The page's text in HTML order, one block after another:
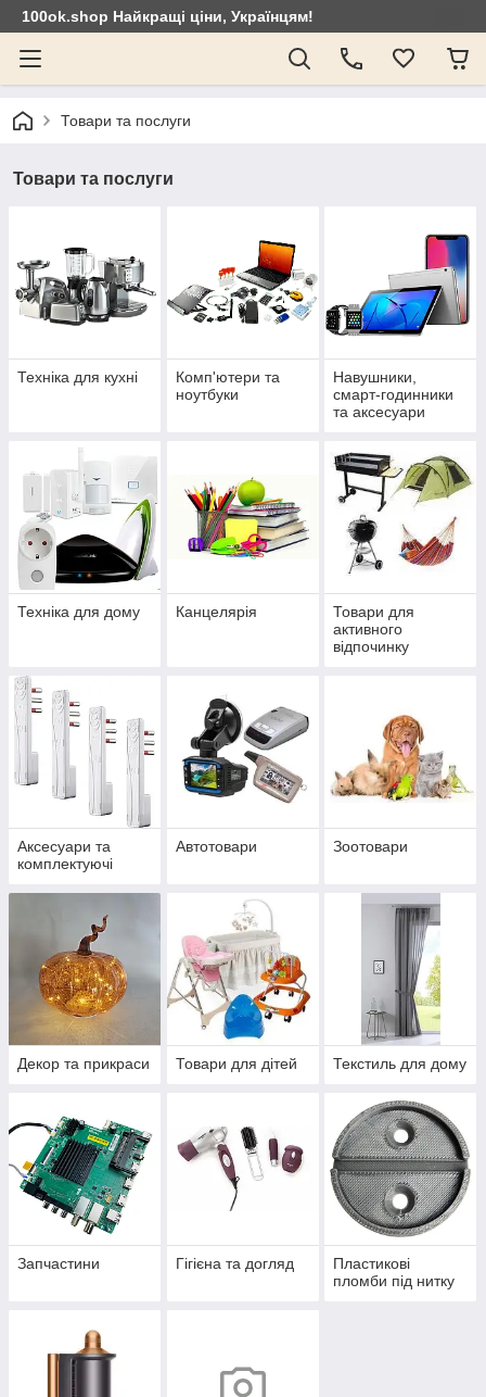
100ok.shop Найкращі ціни, Українцям!
Товари та послуги
Товари та послуги
Техніка для кухні
Комп'ютери та
ноутбуки
Навушники,
смарт-годинники
та аксесуари
Техніка для дому Канцелярія
Товари для
активного
відпочинку
Аксесуари та
комплектуючі
Автотовари Зоотовари
Декор та прикраси Товари для дітей Текстиль для дому
Запчастини Гігієна та догляд
Пластикові
пломби під нитку